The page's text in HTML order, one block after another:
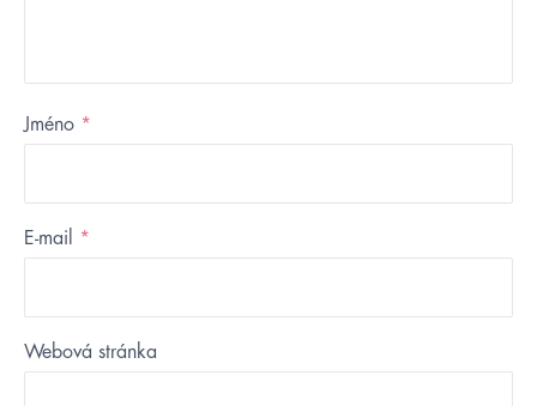
Jméno *
E-mail *
Webová stránka